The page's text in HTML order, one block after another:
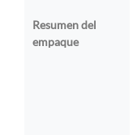
Resumen del
empaque